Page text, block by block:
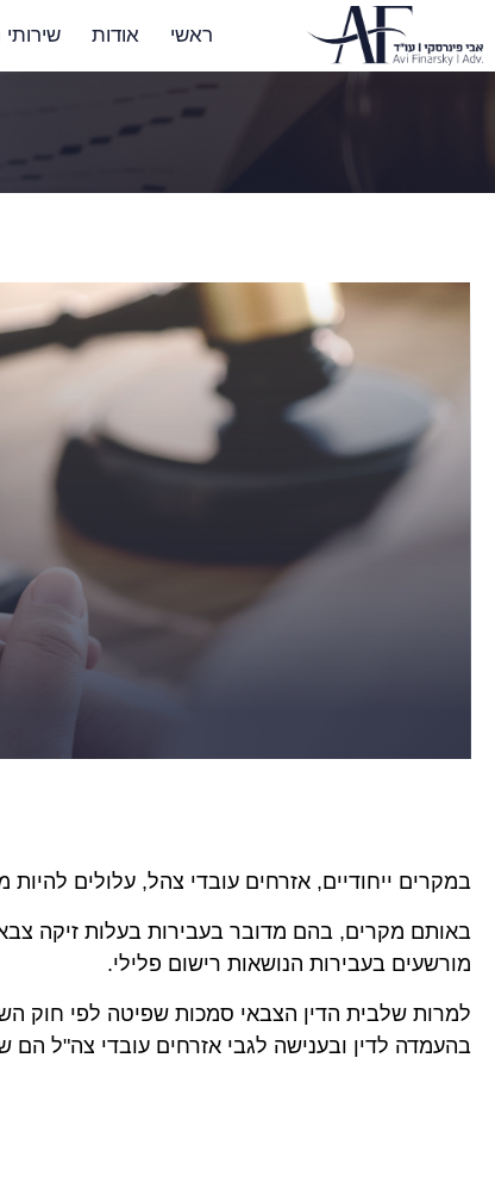
ראשי אודות
במקרים ייחודיים, אזרחים עובדי צהל, עלולים להיות
באותם מקרים, בהם מדובר בעבירות בעלות זיקה
מורשעים בעבירות הנושאות רישום פלילי.
למרות שלבית הדין הצבאי סמכות שפיטה לפי חוק
בהעמדה לדין ובענישה לגבי אזרחים עובדי צה"ל